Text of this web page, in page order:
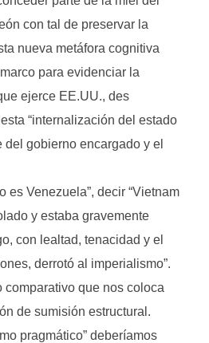
con tal de preservar la
nueva metáfora cognitiva
para evidenciar la
ejerce EE.UU., des
“internalización del estado
del gobierno encargado y el
es Venezuela”, decir “Vietnam
y estaba gravemente
con lealtad, tenacidad y el
derrotó al imperialismo”.
comparativo que nos coloca
de sumisión estructural.
pragmático” deberíamos